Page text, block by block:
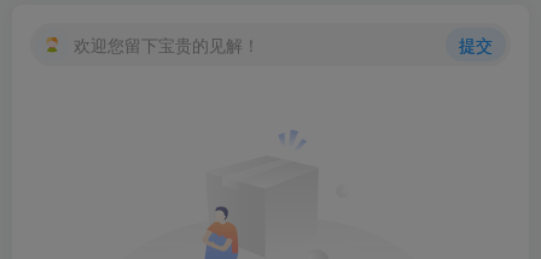
欢迎您留下宝贵的见解！ 提交